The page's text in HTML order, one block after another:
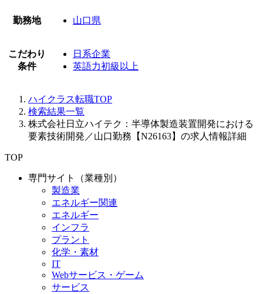
勤務地 山口県
こだわり
条件
日系企業
英語力初級以上
ハイクラス転職TOP
検索結果一覧
株式会社日立ハイテク：半導体製造装置開発における
要素技術開発／山口勤務【N26163】の求人情報詳細
TOP
専門サイト（業種別）
製造業
エネルギー関連
エネルギー
インフラ
プラント
化学・素材
IT
Webサービス・ゲーム
サービス